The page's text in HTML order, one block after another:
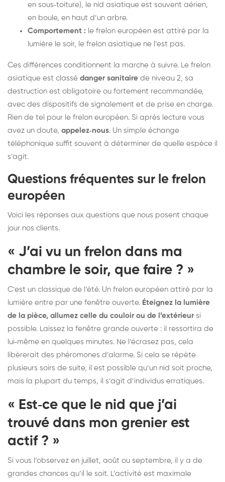
en sous‑toiture), le nid asiatique est souvent aérien,
en boule, en haut d’un arbre.
Comportement : le frelon européen est attiré par la
lumière le soir, le frelon asiatique ne l’est pas.
Ces différences conditionnent la marche à suivre. Le frelon
asiatique est classé danger sanitaire de niveau 2, sa
destruction est obligatoire ou fortement recommandée,
avec des dispositifs de signalement et de prise en charge.
Rien de tel pour le frelon européen. Si après lecture vous
avez un doute, appelez‑nous. Un simple échange
téléphonique suffit souvent à déterminer de quelle espèce il
s’agit.
Questions fréquentes sur le frelon
européen
Voici les réponses aux questions que nous posent chaque
jour nos clients.
« J’ai vu un frelon dans ma
chambre le soir, que faire ? »
C’est un classique de l’été. Un frelon européen attiré par la
lumière entre par une fenêtre ouverte. Éteignez la lumière
de la pièce, allumez celle du couloir ou de l’extérieur si
possible. Laissez la fenêtre grande ouverte : il ressortira de
lui‑même en quelques minutes. Ne l’écrasez pas, cela
libèrerait des phéromones d’alarme. Si cela se répète
plusieurs soirs de suite, il est possible qu’un nid soit proche,
mais la plupart du temps, il s’agit d’individus erratiques.
« Est‑ce que le nid que j’ai
trouvé dans mon grenier est
actif ? »
Si vous l’observez en juillet, août ou septembre, il y a de
grandes chances qu’il le soit. L’activité est maximale